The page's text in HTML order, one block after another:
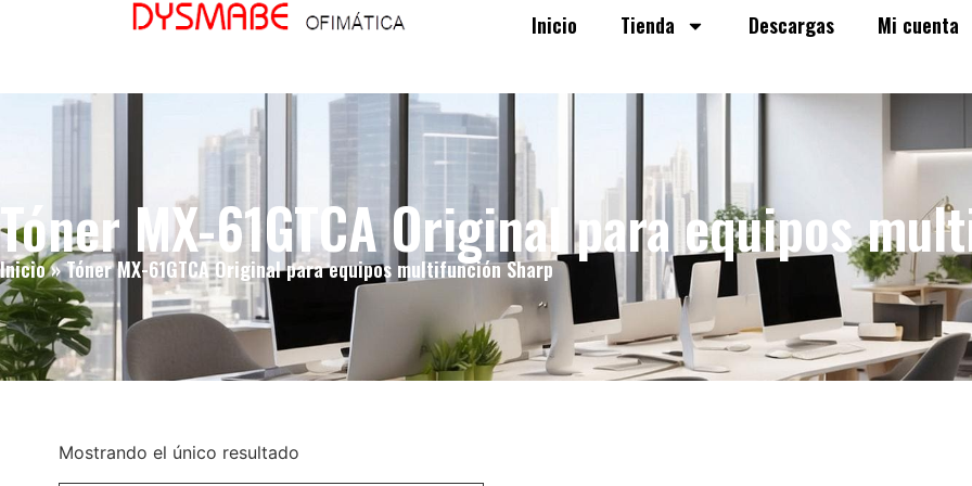
Inicio Tienda Descargas Mi cuenta
Tóner MX-61GTCA Original para equipos
Inicio»Tóner MX-61GTCA Original para equipos multifunción Sharp
Mostrando el único resultado